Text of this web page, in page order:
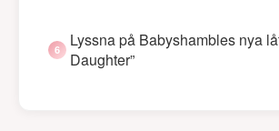
Lyssna på Babyshambles nya
Daughter”